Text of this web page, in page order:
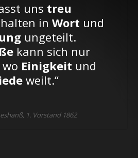
uns treu
in Wort und
ungeteilt.
kann sich nur
Einigkeit und
weilt.“
1. Vorstand 1862